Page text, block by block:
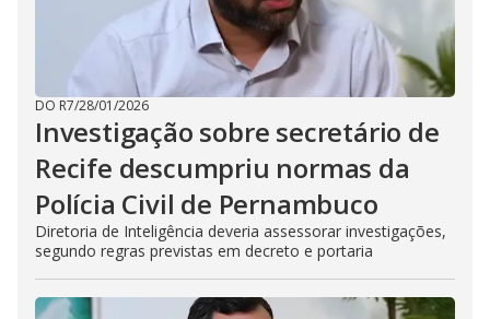
DO R7/28/01/2026
Investigação sobre secretário de
Recife descumpriu normas da
Polícia Civil de Pernambuco
Diretoria de Inteligência deveria assessorar investigações,
segundo regras previstas em decreto e portaria